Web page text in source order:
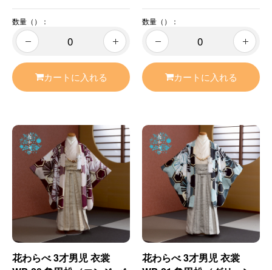
数量（）：
カートに入れる
数量（）：
カートに入れる
花わらべ 3才男児 衣裳
花わらべ 3才男児 衣裳